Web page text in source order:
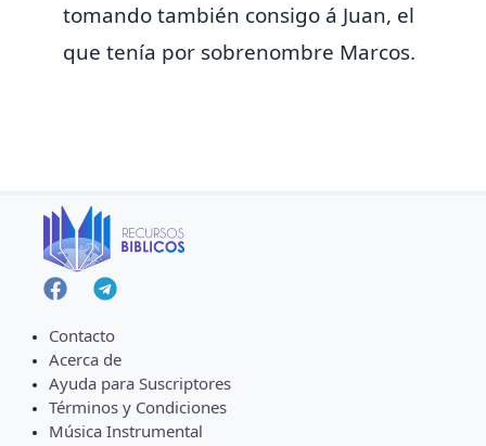
tomando también consigo á Juan, el
que tenía por sobrenombre Marcos.
Contacto
Acerca de
Ayuda para Suscriptores
Términos y Condiciones
Música Instrumental